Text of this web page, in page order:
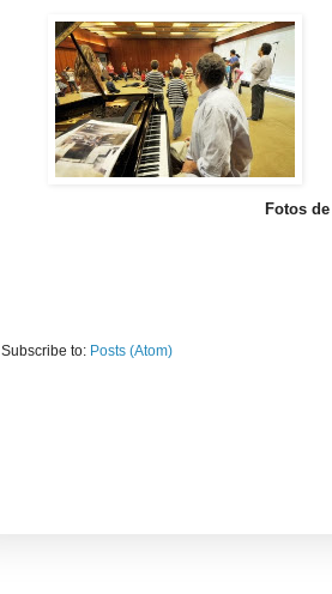
Fotos
Subscribe to: Posts (Atom)